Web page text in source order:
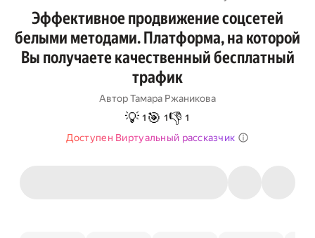
Эффективное продвижение соцсетей
белыми методами. Платформа, на которой
Вы получаете качественный бесплатный
трафик
АвторТамара Ржаникова
💡 1 🎯 1 👎 1
Доступен Виртуальный рассказчик